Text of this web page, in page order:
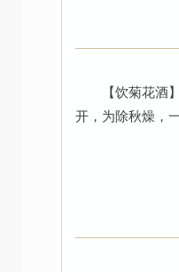
【饮菊花酒
开，为除秋燥，